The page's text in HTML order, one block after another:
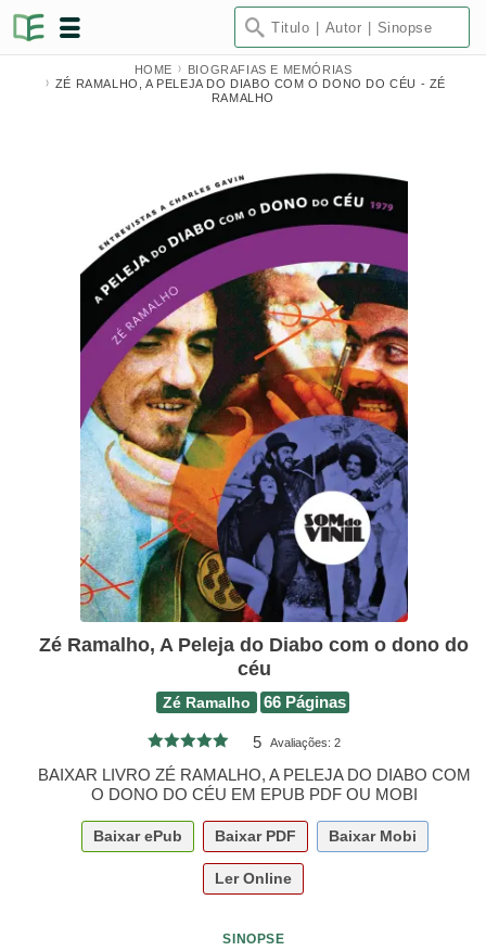
HOME
BIOGRAFIAS E MEMÓRIAS
ZÉ RAMALHO, A PELEJA DO DIABO COM O DONO DO CÉU - ZÉ
RAMALHO
Zé Ramalho, A Peleja do Diabo com o dono do
céu
Zé Ramalho 66 Páginas
5 Avaliações: 2
BAIXAR LIVRO ZÉ RAMALHO, A PELEJA DO DIABO COM
O DONO DO CÉU EM EPUB PDF OU MOBI
Baixar ePub Baixar PDF Baixar Mobi
Ler Online
SINOPSE